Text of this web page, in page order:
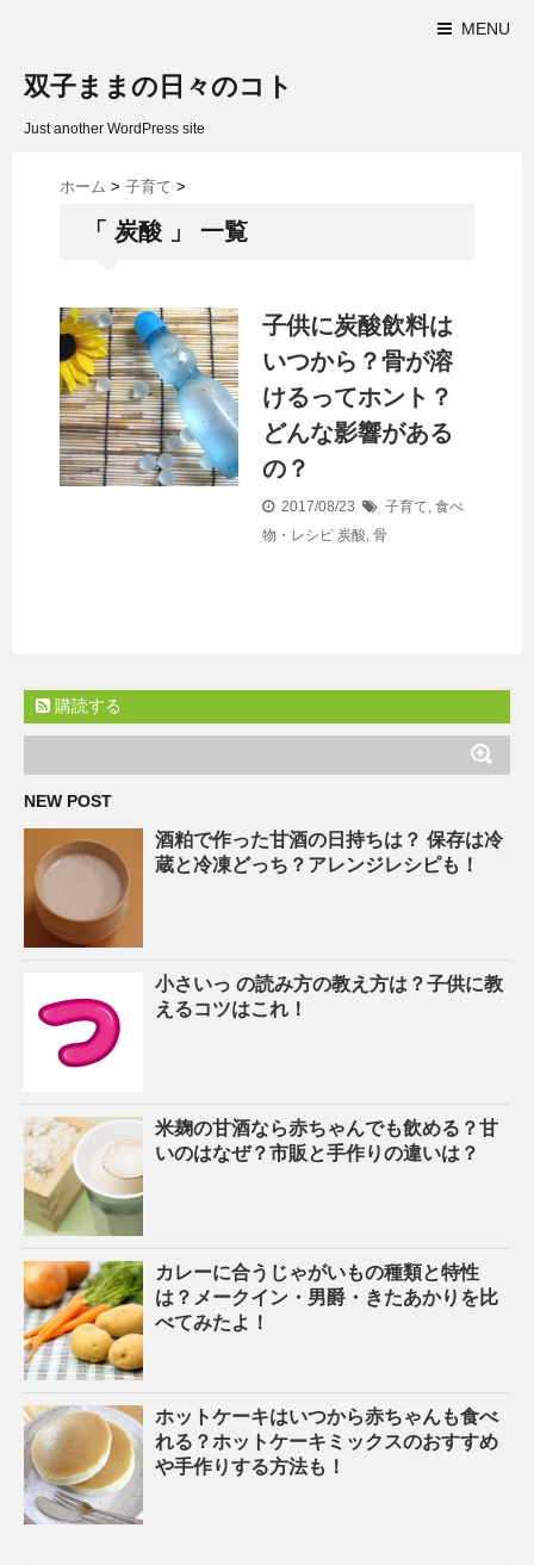
MENU
双子ままの日々のコト
Just another WordPress site
ホーム > 子育て >
「 炭酸 」 一覧
子供に炭酸飲料は
いつから？骨が溶
けるってホント？
どんな影響がある
の？
2017/08/23 子育て, 食べ
物・レシピ 炭酸, 骨
購読する
NEW POST
酒粕で作った甘酒の日持ちは？ 保存は冷
蔵と冷凍どっち？アレンジレシピも！
小さいっ の読み方の教え方は？子供に教
えるコツはこれ！
米麹の甘酒なら赤ちゃんでも飲める？甘
いのはなぜ？市販と手作りの違いは？
カレーに合うじゃがいもの種類と特性
は？メークイン・男爵・きたあかりを比
べてみたよ！
ホットケーキはいつから赤ちゃんも食べ
れる？ホットケーキミックスのおすすめ
や手作りする方法も！